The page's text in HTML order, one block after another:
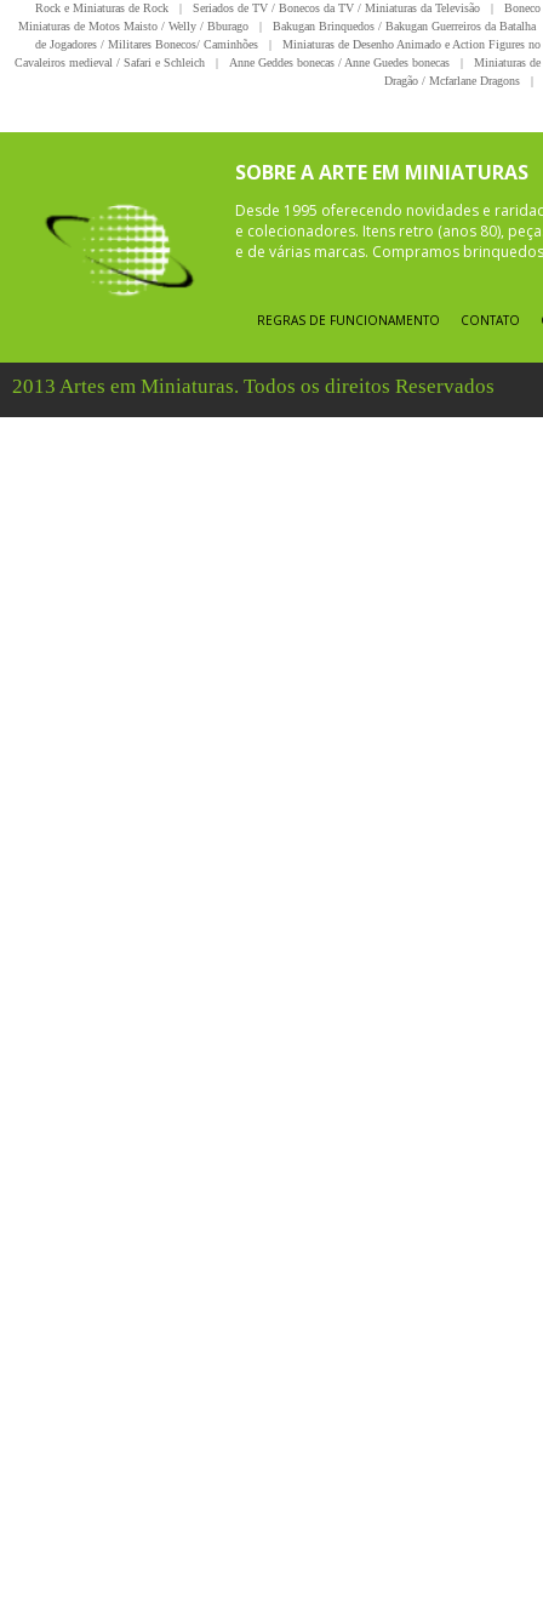
Rock e Miniaturas de Rock
| Seriados de TV / Bonecos da TV / Miniaturas da Televisão |
Miniaturas de Motos Maisto / Welly / Bburago
| Bakugan Brinquedos / Bakugan Guerreiros da Batalha
de Jogadores / Militares Bonecos/ Caminhões
|
Miniaturas de Desenho Animado e Action Figures
Cavaleiros medieval / Safari e Schleich
| Anne Geddes bonecas / Anne Guedes bonecas |
Miniaturas
Dragão / Mcfarlane Dragons
|
SOBRE A ARTE EM MINIATURAS
Desde 1995 oferecendo novidades e
e colecionadores. Itens retro (anos 80),
e de várias marcas. Compramos
REGRAS DE FUNCIONAMENTO CONTATO
2013 Artes em Miniaturas. Todos os direitos Reservados